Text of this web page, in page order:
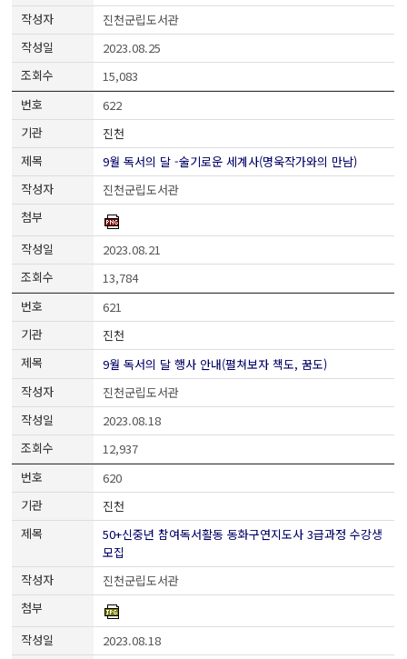
진천군립도서관
2023.08.25
15,083
622
진천
9월 독서의 달 -술기로운 세계사(명욱작가와의 만남)
진천군립도서관
2023.08.21
13,784
621
진천
9월 독서의 달 행사 안내(펼쳐보자 책도, 꿈도)
진천군립도서관
2023.08.18
12,937
620
진천
50+신중년 참여독서활동 동화구연지도사 3급과정 수강생
모집
진천군립도서관
2023.08.18